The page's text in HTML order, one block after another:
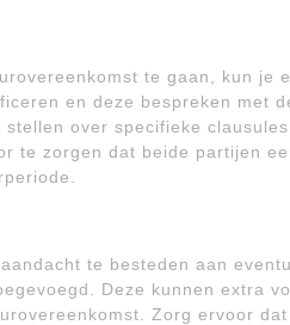
te gaan, kun je
en deze bespreken met
over specifieke
te zorgen dat beide partijen
te besteden aan
Deze kunnen extra
Zorg ervoor